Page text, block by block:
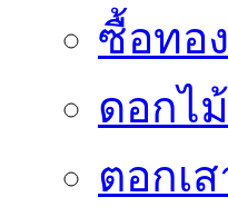
ซื้อทอ
ดอกไม้
ตอกเ